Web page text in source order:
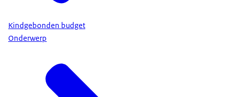
Kindgebonden budget
Onderwerp